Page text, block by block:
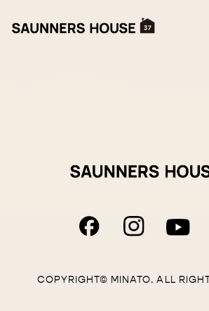
COPYRIGHT© MINATO. ALL